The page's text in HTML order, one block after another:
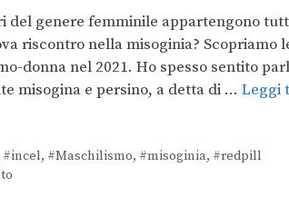
del genere femminile appartengono
riscontro nella misoginia? Scopriamo
donna nel 2021. Ho spesso sentito
misogina e persino, a detta di … Leggi
#incel, #Maschilismo, #misoginia, #redpill